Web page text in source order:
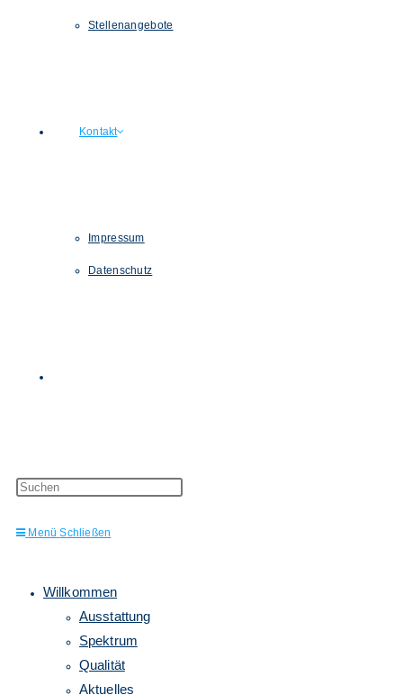
Stellenangebote
Kontakt
Impressum
Datenschutz
Menü Schließen
Willkommen
Ausstattung
Spektrum
Qualität
Aktuelles